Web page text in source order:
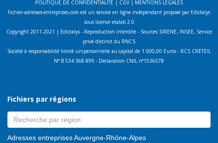
POLITIQUE DE CONFIDENTIALITÉ | CGV | MENTIONS LÉGALES
Fichier-adresses-entreprises.com est un service en ligne indépendant proposé par Edictalys
sous licence etalab 2.0
Copyright 2011-2021 | Edictalys - Reproduction interdite - Sources SIRENE, INSEE, Service
privé distinct du RNCS
Société à responsabilité limité unipersonnelle au capital de 1 000,00 Euros - RCS CRETEIL
N° B 534 368 899 - Déclaration CNIL n°1536578
Fichiers par régions
Adresses entreprises Auvergne-Rhône-Alpes